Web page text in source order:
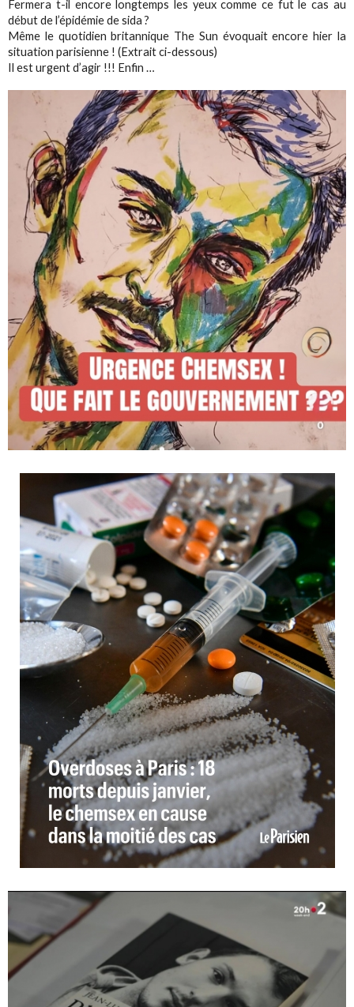
Fermera t-il encore longtemps les yeux comme ce fut le cas au
début de l’épidémie de sida ?
Même le quotidien britannique The Sun évoquait encore hier la
situation parisienne ! (Extrait ci-dessous)
Il est urgent d’agir !!! Enfin …